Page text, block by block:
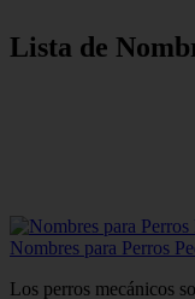
Lista de
Nombres para Perros
Los perros mecánicos